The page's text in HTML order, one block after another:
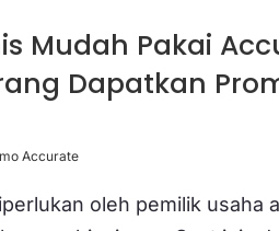
Mudah Pakai
Dapatkan
Accurate
oleh pemilik usaha